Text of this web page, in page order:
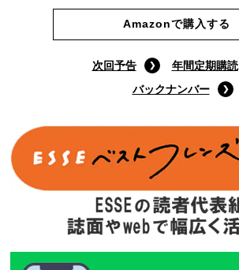
Amazonで購入する
次回予告
年間定期購読
バックナンバー